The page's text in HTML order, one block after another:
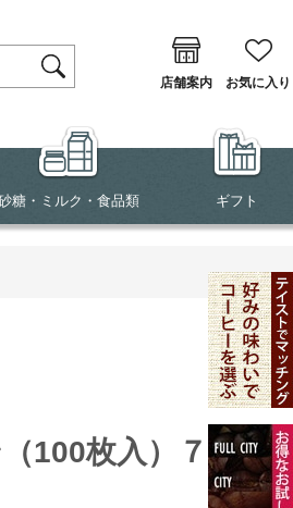
店舗案内
お気に入り
糖・ミルク・食品類 ギフト
100枚入）７～12